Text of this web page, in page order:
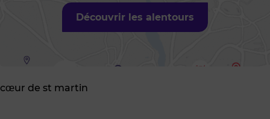
Découvrir les alentours
cœur de st martin